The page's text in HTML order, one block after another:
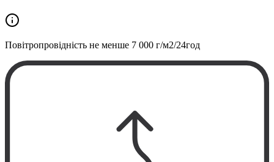
Повітропровідність не менше 7 000 г/м2/24год